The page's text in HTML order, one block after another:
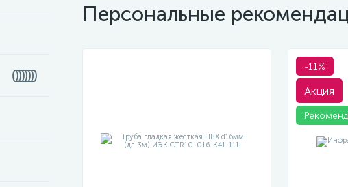
Персональные
-11%
Акция